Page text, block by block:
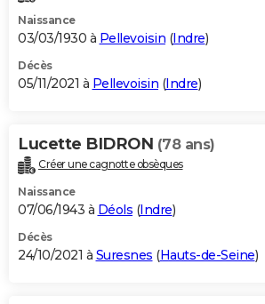
Naissance
03/03/1930 à Pellevoisin (Indre)
Décès
05/11/2021 à Pellevoisin (Indre)
Lucette BIDRON (78 ans)
Créer une cagnotte obsèques
Naissance
07/06/1943 à Déols (Indre)
Décès
24/10/2021 à Suresnes (Hauts-de-Seine)